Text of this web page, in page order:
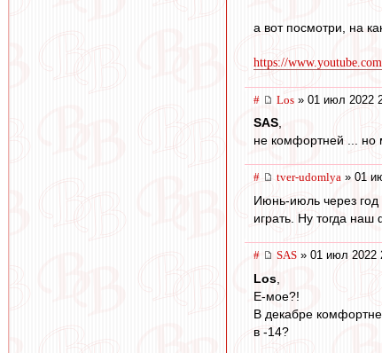
а вот посмотри, на
https://
# Los » 01 июл 2022
SAS,
не комфортней ... но
# tver-udomlya » 01
Июнь-июль через год
играть. Ну тогда наш
# SAS » 01 июл 2022
Los
Е-мое?!
В декабре
в -14?